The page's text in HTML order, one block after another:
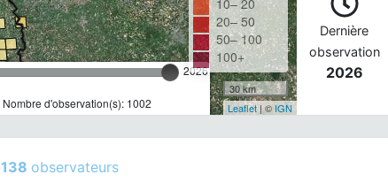
2026
Nombre d'observation(s): 1002
20– 50
50– 100
100+
30 km
Leaflet| © IGN
Dernière
observation
2026
138 observateurs